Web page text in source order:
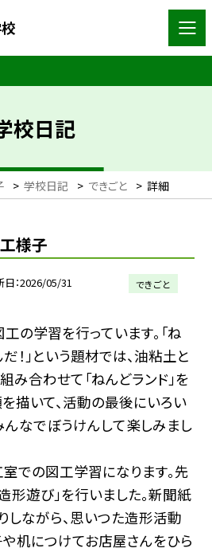
校日記
> 学校日記 > できごと > 詳細
様子
日 2026/05/31 できごと
の学習を行っています。「ね
！」という題材では、油粘土と
合わせて「ねんどランド」を
描いて、活動の最後にいろい
んなでぼうけんして楽しみまし
での図工学習になります。先
形遊び」を行いました。新聞紙
しながら、思いつた造形活動
や机につけてお店屋さんをひら